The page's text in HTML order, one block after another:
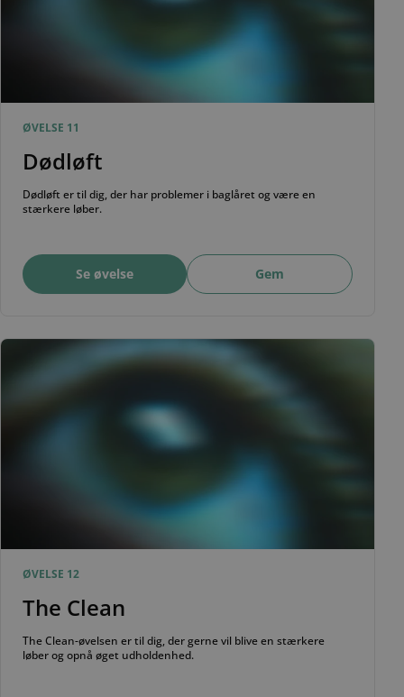
ØVELSE 11
Dødløft
Dødløft er til dig, der har problemer i baglåret og være en
stærkere løber.
Se øvelse Gem
ØVELSE 12
The Clean
The Clean-øvelsen er til dig, der gerne vil blive en stærkere
løber og opnå øget udholdenhed.